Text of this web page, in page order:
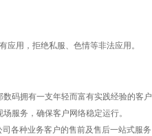
应用，拒绝私服、色情等非法应用。
码拥有一支年轻而富有实践经验的
服务，确保客户网络稳定运行。
各种业务客户的售前及售后一站式服